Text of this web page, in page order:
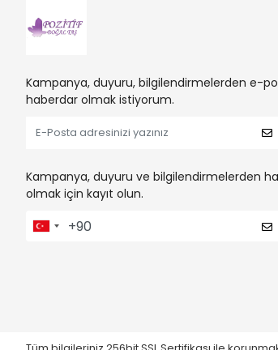
Kampanya, duyuru, bilgilendirmelerden e-
haberdar olmak istiyorum.
Kampanya, duyuru ve bilgilendirmelerden
olmak için kayıt olun.